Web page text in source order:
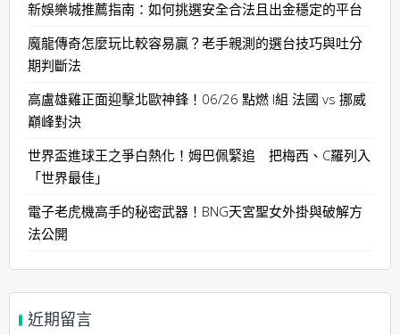
新娛樂城推薦指南：如何挑選安全合法且出金穩定的平台
魔龍傳奇怎麼玩比較容易贏？老手親測的選台技巧與吐分
期判斷法
高盧雄雞正面迎擊北歐神鋒！06/26 點燃 I組 法國 vs 挪威
巔峰對決
世界盃進球王之爭白熱化！姆巴佩緊追 把梅西、C羅列入
「世界最佳」
電子老虎機高手的秘密武器！BNG天宮聖女外掛與破解方
法公開
近期留言